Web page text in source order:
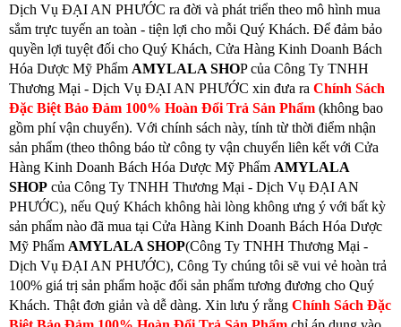
Dịch Vụ ĐẠI AN PHƯỚC ra đời và phát triển theo mô hình mua
sắm trực tuyến an toàn - tiện lợi cho mỗi Quý Khách. Để đảm bảo
quyền lợi tuyệt đối cho Quý Khách, Cửa Hàng Kinh Doanh Bách
Hóa Dược Mỹ Phẩm AMYLALA SHOP của Công Ty TNHH
Thương Mại - Dịch Vụ ĐẠI AN PHƯỚC xin đưa ra Chính Sách
Đặc Biệt Bảo Đảm 100% Hoàn Đổi Trả Sản Phẩm (không bao
gồm phí vận chuyển). Với chính sách này, tính từ thời điểm nhận
sản phẩm (theo thông báo từ công ty vận chuyển liên kết với Cửa
Hàng Kinh Doanh Bách Hóa Dược Mỹ Phẩm AMYLALA
SHOP của Công Ty TNHH Thương Mại - Dịch Vụ ĐẠI AN
PHƯỚC), nếu Quý Khách không hài lòng không ưng ý với bất kỳ
sản phẩm nào đã mua tại Cửa Hàng Kinh Doanh Bách Hóa Dược
Mỹ Phẩm AMYLALA SHOP(Công Ty TNHH Thương Mại -
Dịch Vụ ĐẠI AN PHƯỚC), Công Ty chúng tôi sẽ vui vẻ hoàn trả
100% giá trị sản phẩm hoặc đổi sản phẩm tương đương cho Quý
Khách. Thật đơn giản và dễ dàng. Xin lưu ý rằng Chính Sách Đặc